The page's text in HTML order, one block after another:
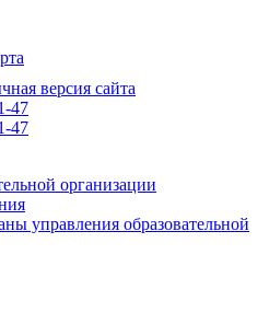
версия сайта
47
47
организации
управления образовательной